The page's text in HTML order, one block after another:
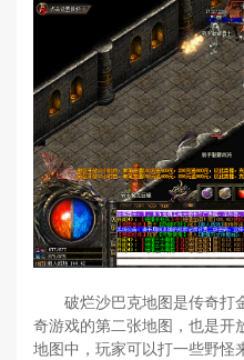
破烂沙巴克地图是传奇打
奇游戏的第二张地图，也是
地图中，玩家可以打一些野怪